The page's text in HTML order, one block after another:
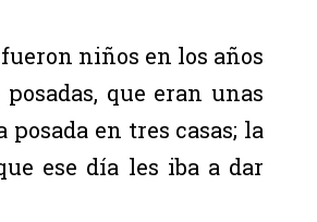
niños en los años
que eran unas
en tres casas; la
ese día les iba a dar